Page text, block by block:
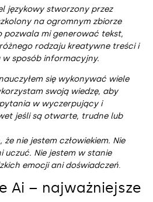
językowy stworzony przez
na ogromnym zbiorze
pozwala mi generować tekst,
rodzaju kreatywne treści i
sposób informacyjny.
się wykonywać wiele
swoją wiedzę, aby
w wyczerpujący i
jeśli są otwarte, trudne lub
nie jestem człowiekiem. Nie
uczuć. Nie jestem w stanie
emocji ani doświadczeń.
Ai – najważniejsze